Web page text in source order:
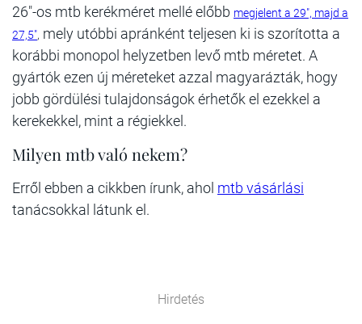
26"-os mtb kerékméret mellé előbb megjelent a 29", majd a
27,5", mely utóbbi apránként teljesen ki is szorította a
korábbi monopol helyzetben levő mtb méretet. A
gyártók ezen új méreteket azzal magyarázták, hogy
jobb gördülési tulajdonságok érhetők el ezekkel a
kerekekkel, mint a régiekkel.
Milyen mtb való nekem?
Erről ebben a cikkben írunk, ahol mtb vásárlási
tanácsokkal látunk el.
Hirdetés